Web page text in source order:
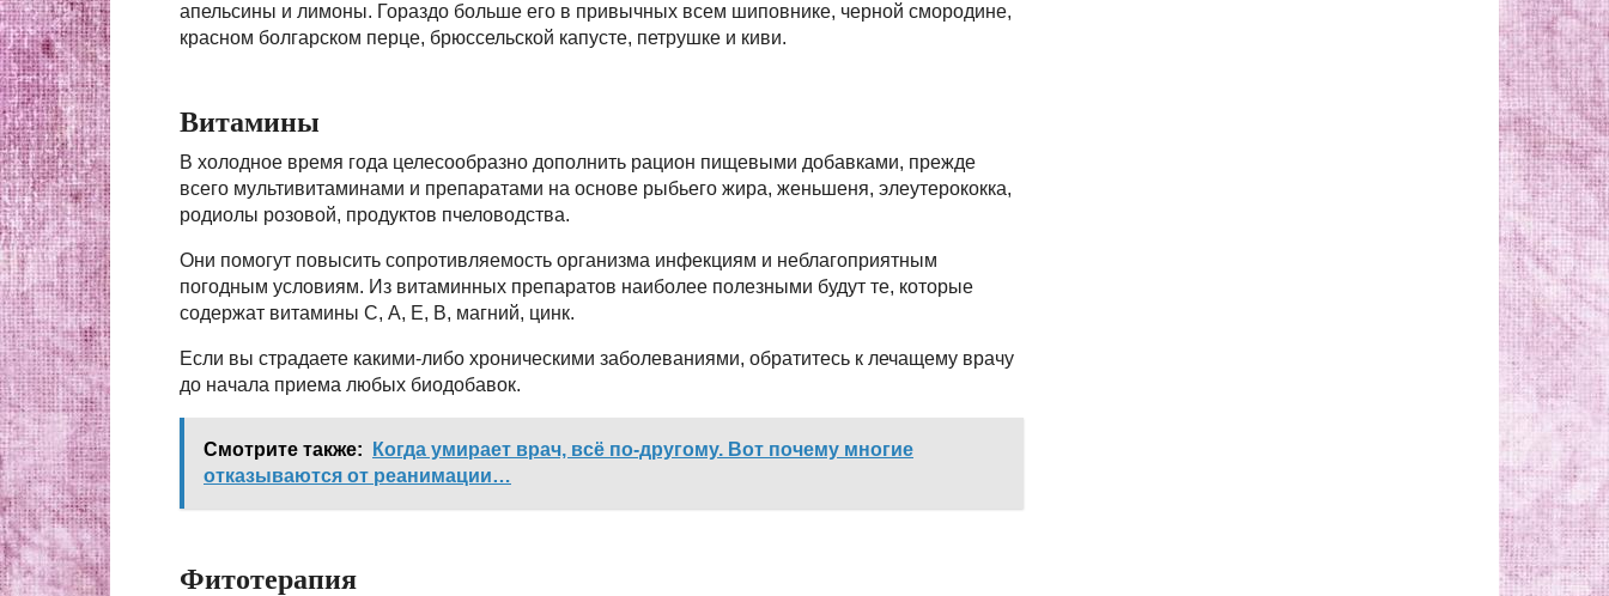
апельсины и лимоны. Гораздо больше его в привычных всем шиповнике, черной смородине,
красном болгарском перце, брюссельской капусте, петрушке и киви.
Витамины
В холодное время года целесообразно дополнить рацион пищевыми добавками, прежде
всего мультивитаминами и препаратами на основе рыбьего жира, женьшеня, элеутерококка,
родиолы розовой, продуктов пчеловодства.
Они помогут повысить сопротивляемость организма инфекциям и неблагоприятным
погодным условиям. Из витаминных препаратов наиболее полезными будут те, которые
содержат витамины С, А, Е, В, магний, цинк.
Если вы страдаете какими-либо хроническими заболеваниями, обратитесь к лечащему врачу
до начала приема любых биодобавок.
Смотрите также:
Когда умирает врач, всё по-другому. Вот почему многие
отказываются от реанимации…
Фитотерапия